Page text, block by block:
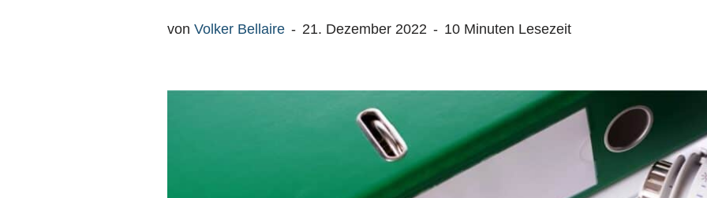
von Volker Bellaire 21. Dezember 2022 10 Minuten Lesezeit